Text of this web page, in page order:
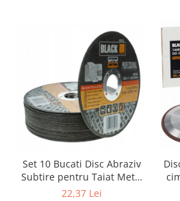
Set 10 Bucati Disc Abraziv
Subtire pentru Taiat Metal
si Inox 125 x 1 x 22.2 mm,
22,37 Lei